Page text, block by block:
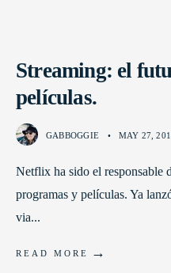
Streaming: el
películas.
GABBOGGIE • MAY 27,
Netflix ha sido el responsable
programas y películas. Ya
via...
READ MORE →